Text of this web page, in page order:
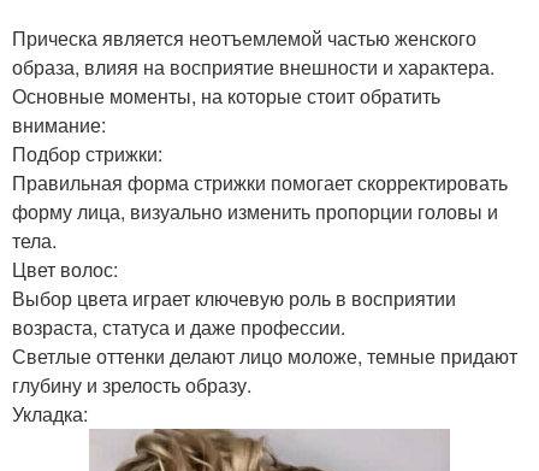
Прическа является неотъемлемой частью женского
образа, влияя на восприятие внешности и характера.
Основные моменты, на которые стоит обратить
внимание:
Подбор стрижки:
Правильная форма стрижки помогает скорректировать
форму лица, визуально изменить пропорции головы и
тела.
Цвет волос:
Выбор цвета играет ключевую роль в восприятии
возраста, статуса и даже профессии.
Светлые оттенки делают лицо моложе, темные придают
глубину и зрелость образу.
Укладка: